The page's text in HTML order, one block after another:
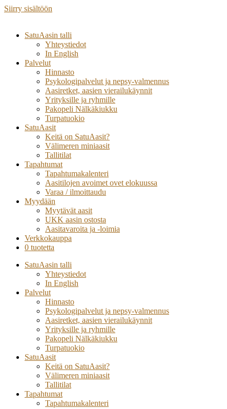
Siirry sisältöön
SatuAasin talli
Yhteystiedot
In English
Palvelut
Hinnasto
Psykologipalvelut ja nepsy-valmennus
Aasiretket, aasien vierailukäynnit
Yrityksille ja ryhmille
Pakopeli Nälkäkiukku
Turpatuokio
SatuAasit
Keitä on SatuAasit?
Välimeren miniaasit
Tallitilat
Tapahtumat
Tapahtumakalenteri
Aasitilojen avoimet ovet elokuussa
Varaa / ilmoittaudu
Myydään
Myytävät aasit
UKK aasin ostosta
Aasitavaroita ja -loimia
Verkkokauppa
0 tuotetta
SatuAasin talli
Yhteystiedot
In English
Palvelut
Hinnasto
Psykologipalvelut ja nepsy-valmennus
Aasiretket, aasien vierailukäynnit
Yrityksille ja ryhmille
Pakopeli Nälkäkiukku
Turpatuokio
SatuAasit
Keitä on SatuAasit?
Välimeren miniaasit
Tallitilat
Tapahtumat
Tapahtumakalenteri